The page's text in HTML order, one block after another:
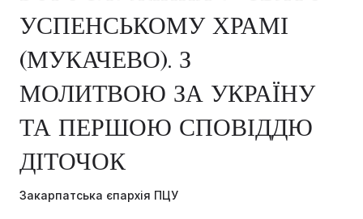
УСПЕНСЬКОМУ ХРАМІ
(МУКАЧЕВО). З
МОЛИТВОЮ ЗА УКРАЇНУ
ТА ПЕРШОЮ СПОВІДДЮ
ДІТОЧОК
Закарпатська єпархія ПЦУ